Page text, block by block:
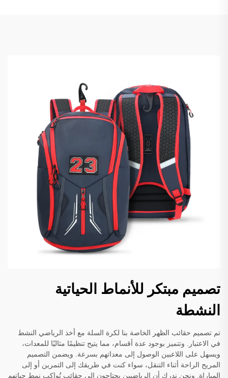
تصميم مبتكر للأنماط الحياتية
النشطة
تم تصميم حقائب الظهر الخاصة بنا لكرة السلة مع أخذ الرياضي النشط
في الاعتبار. وتتميز بوجود عدة أقسام، مما يتيح تنظيمًا مثاليًا للمعدات،
ويسهل على اللاعبين الوصول إلى معداتهم بسرعة. ويضمن التصميم
المريح الراحة أثناء التنقل، سواء كنت في طريقك إلى التمرين أو إلى
المباراة. ونحن ندرك أن الرياضيين يحتاجون إلى حقائب تُواكب نمط حياتهم